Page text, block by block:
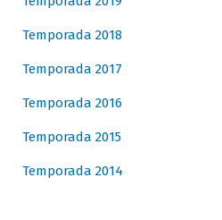
Temporada 2018
Temporada 2017
Temporada 2016
Temporada 2015
Temporada 2014